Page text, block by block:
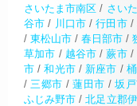
さいたま市南区 / さい
谷市 / 川口市/行田市/
/東松山市 /春日部市 /
草加市 / 越谷市 /蕨市/
市 /和光市/ 新座市 /
/ 三郷市 /蓮田市 /坂
ふじみ野市 /北足立郡